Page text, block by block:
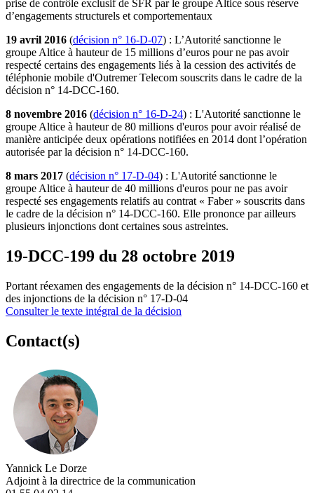
prise de contrôle exclusif de SFR par le groupe Altice sous réserve
d’engagements structurels et comportementaux
19 avril 2016 (décision n° 16‑D‑07) : L’Autorité sanctionne le
groupe Altice à hauteur de 15 millions d’euros pour ne pas avoir
respecté certains des engagements liés à la cession des activités de
téléphonie mobile d'Outremer Telecom souscrits dans le cadre de la
décision n° 14‑DCC‑160.
8 novembre 2016 (décision n° 16-D-24) : L'Autorité sanctionne le
groupe Altice à hauteur de 80 millions d'euros pour avoir réalisé de
manière anticipée deux opérations notifiées en 2014 dont l’opération
autorisée par la décision n° 14-DCC-160.
8 mars 2017 (décision n° 17‑D‑04) : L'Autorité sanctionne le
groupe Altice à hauteur de 40 millions d'euros pour ne pas avoir
respecté ses engagements relatifs au contrat « Faber » souscrits dans
le cadre de la décision n° 14‑DCC‑160. Elle prononce par ailleurs
plusieurs injonctions dont certaines sous astreintes.
19-DCC-199 du 28 octobre 2019
Portant réexamen des engagements de la décision n° 14-DCC-160 et
des injonctions de la décision n° 17-D-04
Consulter le texte intégral de la décision
Contact(s)
Yannick Le Dorze
Adjoint à la directrice de la communication